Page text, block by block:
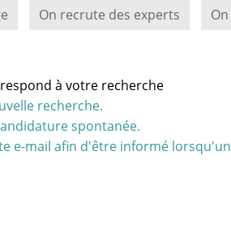
On recrute des experts
à votre recherche
recherche.
spontanée.
e-mail afin d'être informé